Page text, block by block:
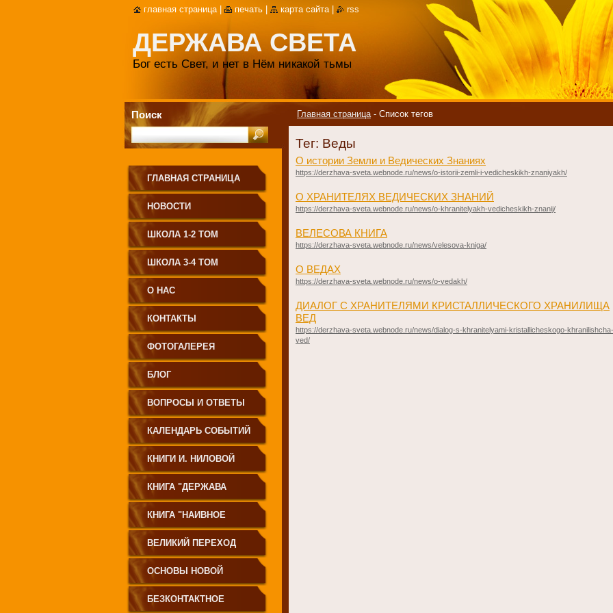
ДЕРЖАВА СВЕТА
Бог есть Свет, и нет в Нём никакой тьмы
Главная страница - Список тегов
Тег: Веды
О истории Земли и Ведических Знаниях
https://derzhava-sveta.webnode.ru/news/o-istorii-zemli-i-vedicheskikh-znaniyakh/
О ХРАНИТЕЛЯХ ВЕДИЧЕСКИХ ЗНАНИЙ
https://derzhava-sveta.webnode.ru/news/o-khranitelyakh-vedicheskikh-znanij/
ВЕЛЕСОВА КНИГА
https://derzhava-sveta.webnode.ru/news/velesova-kniga/
О ВЕДАХ
https://derzhava-sveta.webnode.ru/news/o-vedakh/
ДИАЛОГ С ХРАНИТЕЛЯМИ КРИСТАЛЛИЧЕСКОГО ХРАНИЛИЩА
ВЕД
https://derzhava-sveta.webnode.ru/news/dialog-s-khranitelyami-kristallicheskogo-khranilishcha-
ved/
ГЛАВНАЯ СТРАНИЦА
НОВОСТИ
ШКОЛА 1-2 ТОМ
ШКОЛА 3-4 ТОМ
О НАС
КОНТАКТЫ
ФОТОГАЛЕРЕЯ
БЛОГ
ВОПРОСЫ И ОТВЕТЫ
КАЛЕНДАРЬ СОБЫТИЙ
КНИГИ И. НИЛОВОЙ
КНИГА "ДЕРЖАВА
СВЕТА
КНИГА "НАИВНОЕ
СВЕТОПРЕСТАВЛЕНИЕ"
ВЕЛИКИЙ ПЕРЕХОД
ОСНОВЫ НОВОЙ
ЦИВИЛИЗАЦИИ
БЕЗКОНТАКТНОЕ
Поиск
главная страница печать карта сайта rss